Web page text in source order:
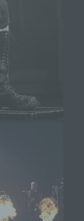
und
ist die
des für
erfolgt
Weitergabe
Daten
Natur der
steht die